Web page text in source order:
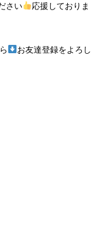
さい
応援しておりま
お友達登録をよろし